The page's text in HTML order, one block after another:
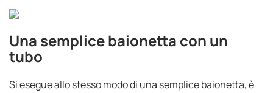
Una semplice baionetta con un
tubo
Si esegue allo stesso modo di una semplice baionetta, è